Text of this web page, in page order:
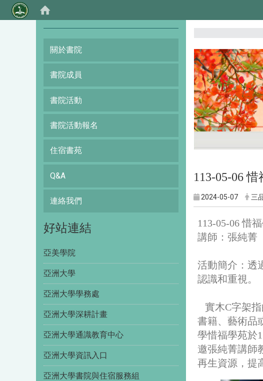
關於書院
書院成員
書院活動
書院活動報名
住宿書苑
Q&A
連絡我們
好站連結
亞美學院
亞洲大學
亞洲大學學務處
亞洲大學深耕計畫
亞洲大學通識教育中心
亞洲大學資訊入口
亞洲大學書院與住宿服務組
113-05-06
2024-05-07 三
113-05-06 惜
講師：張純菁
活動簡介： 透
認識和重視。
實木C字架
書籍、藝術品
學惜福學苑於
邀張純菁講師
再生資源，提